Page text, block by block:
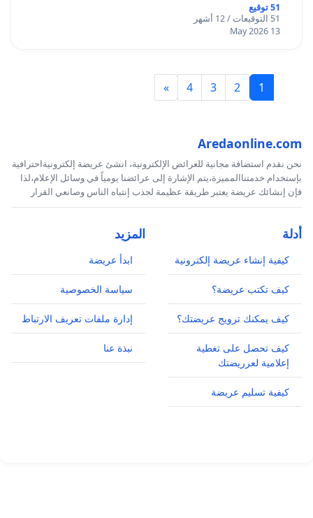
51 توقيع
51 التوقيعات / 12 أشهر
13 May 2026
1
2
3
4
»
Aredaonline.com
نحن نقدم استضافة مجانية للعرائض الإلكترونية، انشئ عريضة إلكترونيةاحترافية
بإستخدام خدمتناالمميزة،يتم الإشارة إلى عرائضنا يومياً في وسائل الإعلام،لذا
فإن إنشائك عريضة يعتبر طريقة عظيمة لجذب إنتباه الناس وصانعي القرار
أدلة
كيفية إنشاء عريضة إلكترونية
كيف تكتب عريضة؟
كيف يمكنك ترويج عريضتك؟
كيف تحصل على تغطية
إعلامية لعرريضتك
كيفية تسليم عريضة
المزيد
ابدأ عريضة
سياسة الخصوصية
إدارة ملفات تعريف الارتباط
نبذة عنا